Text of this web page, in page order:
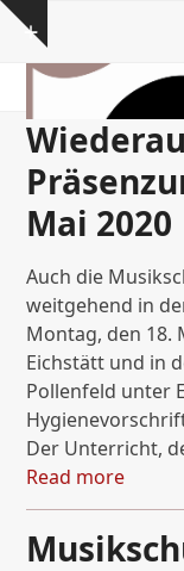
Skip
content
Show
notice
Open
mobile
Close
mobile
Mai 2020
Auch die
weitgehend in
Montag, den 18.
Eichstätt und in
Pollenfeld unter
Der Unterricht,
Read more